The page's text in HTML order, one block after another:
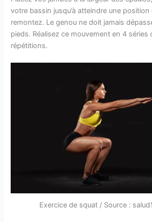
votre bassin jusqu’à atteindre une position
remontez. Le genou ne doit jamais
pieds. Réalisez ce mouvement en 4 séries
répétitions.
Exercice de squat / Source :